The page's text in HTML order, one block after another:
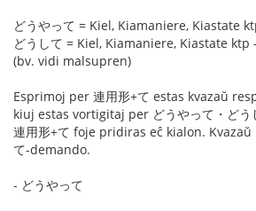
どうやって = Kiel, Kiamaniere, Kiastate
どうして = Kiel, Kiamaniere, Kiastate ktp
(bv. vidi malsupren)
Esprimoj per 連用形+て estas kvazaŭ
kiuj estas vortigitaj per どうやって・どう
連用形+て foje pridiras eĉ kialon.
て-demando.
- どうやって